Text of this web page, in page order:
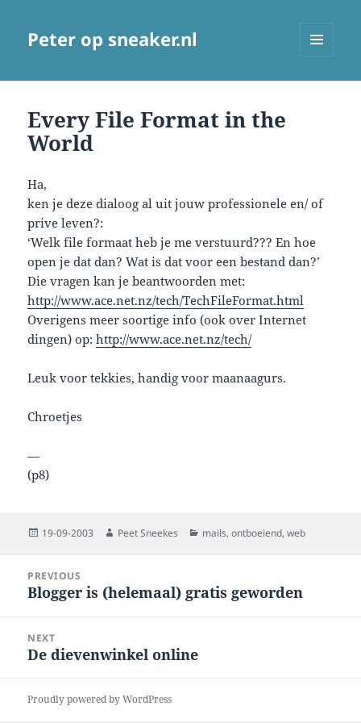
Peter op sneaker.nl
Every File Format in the
World
Ha,
ken je deze dialoog al uit jouw professionele en/ of
prive leven?:
‘Welk file formaat heb je me verstuurd??? En hoe
open je dat dan? Wat is dat voor een bestand dan?’
Die vragen kan je beantwoorden met:
http://www.ace.net.nz/tech/TechFileFormat.html
Overigens meer soortige info (ook over Internet
dingen) op:http://www.ace.net.nz/tech/
Leuk voor tekkies, handig voor maanaagurs.
Chroetjes
—
(p8)
Posted
19-09-2003 Author
Peet Sneekes Categories
mails,ontboeiend,web
navigation
PREVIOUS
Previous
Blogger is (helemaal) gratis geworden
NEXT
Next
De dievenwinkel online
Proudly powered by WordPress